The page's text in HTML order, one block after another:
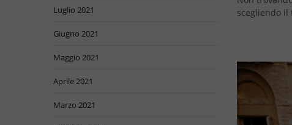
scegliendo il
Luglio 2021
Giugno 2021
Maggio 2021
Aprile 2021
Marzo 2021